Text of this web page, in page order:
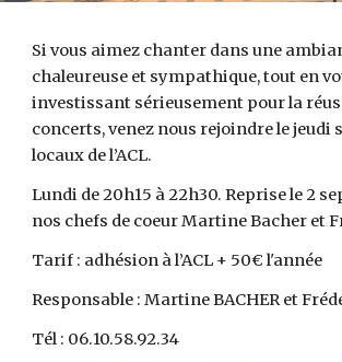
Si vous aimez chanter dans une
chaleureuse et sympathique, tout en
investissant sérieusement pour la
concerts, venez nous rejoindre le jeudi
locaux de l’ACL.
Lundi de 20h15 à 22h30. Reprise le 2
nos chefs de coeur Martine Bacher et
Tarif : adhésion à l’ACL + 50€l'année
Responsable :MartineBACHERet
Tél : 06.10.58.92.34